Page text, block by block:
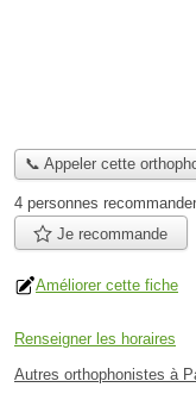
📞 Appeler cette
4 personnes
Je recommande
Améliorer cette fiche
Renseigner les horaires
Autres orthophonistes à